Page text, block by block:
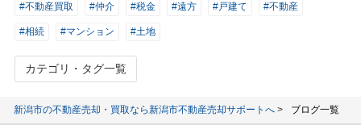
#不動産買取 #仲介 #税金 #遠方 #戸建て #不動産
#相続 #マンション #土地
カテゴリ・タグ一覧
新潟市の不動産売却・買取なら新潟市不動産売却サポートへ ブログ一覧